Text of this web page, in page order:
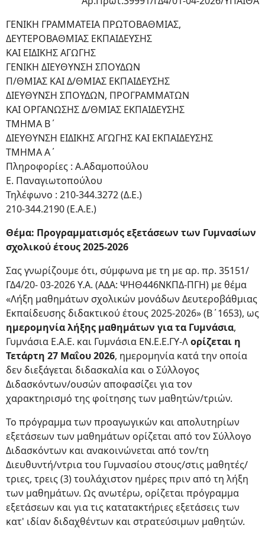
ΓΕΝΙΚΗ ΓΡΑΜΜΑΤΕΙΑ ΠΡΩΤΟΒΑΘΜΙΑΣ,
ΔΕΥΤΕΡΟΒΑΘΜΙΑΣ ΕΚΠΑΙΔΕΥΣΗΣ
ΚΑΙ ΕΙΔΙΚΗΣ ΑΓΩΓΗΣ
ΓΕΝΙΚΗ ΔΙΕΥΘΥΝΣΗ ΣΠΟΥΔΩΝ
Π/ΘΜΙΑΣ ΚΑΙ Δ/ΘΜΙΑΣ ΕΚΠΑΙΔΕΥΣΗΣ
ΔΙΕΥΘΥΝΣΗ ΣΠΟΥΔΩΝ, ΠΡΟΓΡΑΜΜΑΤΩΝ
ΚΑΙ ΟΡΓΑΝΩΣΗΣ Δ/ΘΜΙΑΣ ΕΚΠΑΙΔΕΥΣΗΣ
ΤΜΗΜΑ Β΄
ΔΙΕΥΘΥΝΣΗ ΕΙΔΙΚΗΣ ΑΓΩΓΗΣ ΚΑΙ ΕΚΠΑΙΔΕΥΣΗΣ
ΤΜΗΜΑ Α΄
Πληροφορίες : Α.Αδαμοπούλου
Ε. Παναγιωτοπούλου
Τηλέφωνο : 210-344.3272 (Δ.Ε.)
210-344.2190 (Ε.Α.Ε.)
Θέμα: Προγραμματισμός εξετάσεων των Γυμνασίων
σχολικού έτους 2025-2026
Σας γνωρίζουμε ότι, σύμφωνα με τη με αρ. πρ. 35151/
ΓΔ4/20- 03-2026 Υ.Α. (ΑΔΑ: ΨΗΘ446ΝΚΠΔ-ΠΓΗ) με θέμα
«Λήξη μαθημάτων σχολικών μονάδων Δευτεροβάθμιας
Εκπαίδευσης διδακτικού έτους 2025-2026» (Β΄1653), ως
ημερομηνία λήξης μαθημάτων για τα Γυμνάσια,
Γυμνάσια Ε.Α.Ε. και Γυμνάσια ΕΝ.Ε.Ε.ΓΥ-Λορίζεται η
Τετάρτη 27 Μαΐου 2026, ημερομηνία κατά την οποία
δεν διεξάγεται διδασκαλία και ο Σύλλογος
Διδασκόντων/ουσών αποφασίζει για τον
χαρακτηρισμό της φοίτησης των μαθητών/τριών.
Το πρόγραμμα των προαγωγικών και απολυτηρίων
εξετάσεων των μαθημάτων ορίζεται από τον Σύλλογο
Διδασκόντων και ανακοινώνεται από τον/τη
Διευθυντή/ντρια του Γυμνασίου στους/στις μαθητές/
τριες, τρεις (3) τουλάχιστον ημέρες πριν από τη λήξη
των μαθημάτων. Ως ανωτέρω, ορίζεται πρόγραμμα
εξετάσεων και για τις κατατακτήριες εξετάσεις των
κατ' ιδίαν διδαχθέντων και στρατεύσιμων μαθητών.